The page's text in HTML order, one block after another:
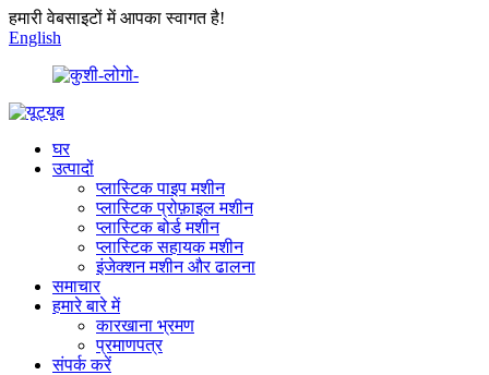
हमारी वेबसाइटों में आपका स्वागत है!
English
घर
उत्पादों
प्लास्टिक पाइप मशीन
प्लास्टिक प्रोफ़ाइल मशीन
प्लास्टिक बोर्ड मशीन
प्लास्टिक सहायक मशीन
इंजेक्शन मशीन और ढालना
समाचार
हमारे बारे में
कारखाना भ्रमण
प्रमाणपत्र
संपर्क करें